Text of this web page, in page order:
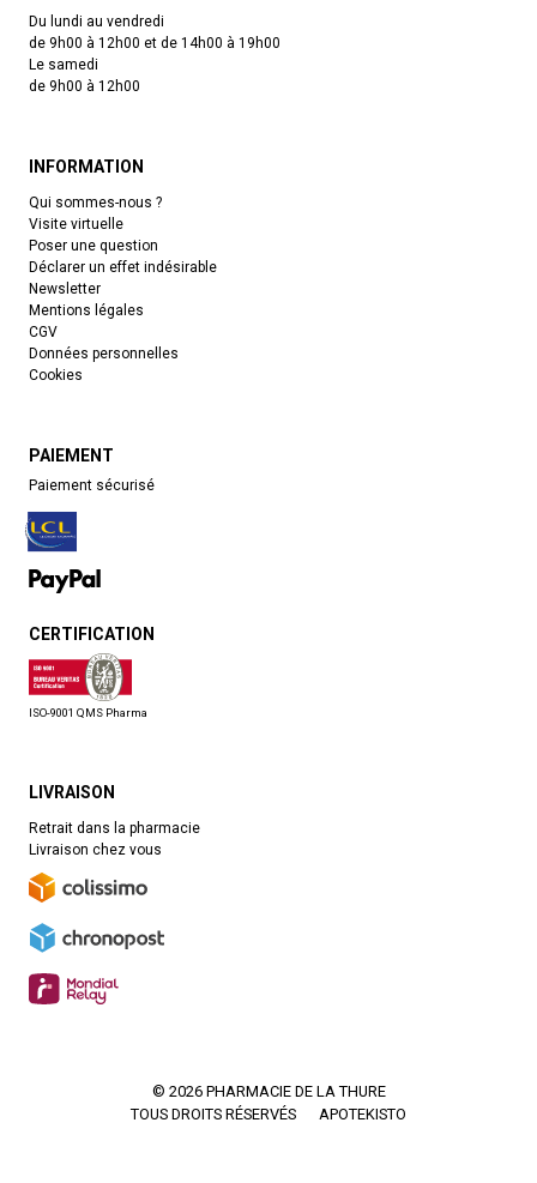
Du lundi au vendredi
de 9h00 à 12h00 et de 14h00 à 19h00
Le samedi
de 9h00 à 12h00
INFORMATION
Qui sommes-nous ?
Visite virtuelle
Poser une question
Déclarer un effet indésirable
Newsletter
Mentions légales
CGV
Données personnelles
Cookies
PAIEMENT
Paiement sécurisé
CERTIFICATION
ISO-9001 QMS Pharma
LIVRAISON
Retrait dans la pharmacie
Livraison chez vous
© 2026 PHARMACIE DE LA THURE
TOUS DROITS RÉSERVÉS
APOTEKISTO